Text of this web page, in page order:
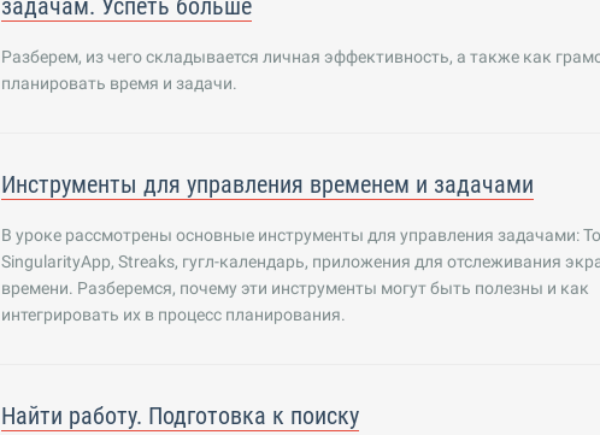
задачам. Успеть больше
Разберем, из чего складывается личная эффективность, а также как
планировать время и задачи.
Инструменты для управления временем и задачами
В уроке рассмотрены основные инструменты для управления задачами:
SingularityApp, Streaks, гугл-календарь, приложения для отслеживания
времени. Разберемся, почему эти инструменты могут быть полезны и как
интегрировать их в процесс планирования.
Найти работу. Подготовка к поиску